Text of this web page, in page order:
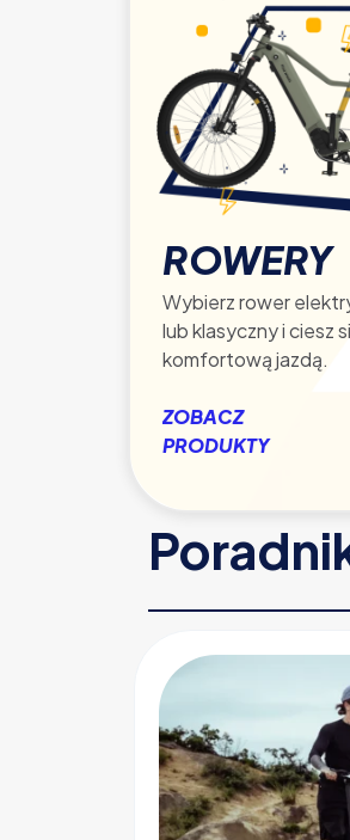
ROWERY
Wybierz rower
lub klasyczny i ciesz
komfortową jazdą.
ZOBACZ
PRODUKTY